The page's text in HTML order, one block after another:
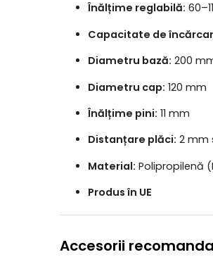
Înălțime reglabilă:
Capacitate de
Diametru bază: 200
Diametru cap: 120 mm
Înălțime pini: 11 mm
Distanțare plăci: 2 mm
Material: Polipropilenă
Produs în UE
Accesorii